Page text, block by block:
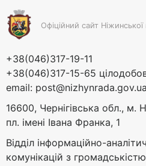
Офіційний сайт Ніжинської
+38(046)317-19-11
+38(046)317-15-65
email: post@nizhynrada.gov.ua
16600, Чернігівська обл., м.
пл. імені Івана Франка, 1
Відділ інформаційно-
комунікацій з